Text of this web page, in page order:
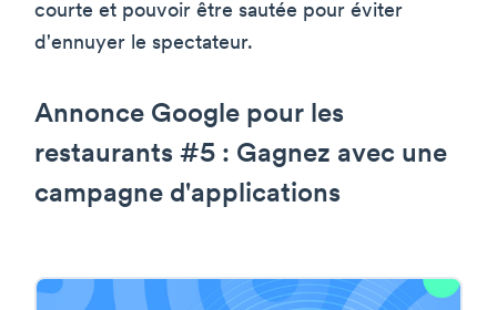
courte et pouvoir être sautée pour éviter
d'ennuyer le spectateur.
Annonce Google pour les
restaurants #5 : Gagnez avec une
campagne d'applications